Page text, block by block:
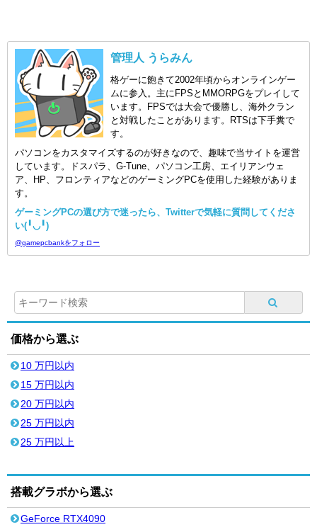
管理人 うらみん
格ゲーに飽きて2002年頃からオンラインゲー
ムに参入。主にFPSとMMORPGをプレイして
います。FPSでは大会で優勝し、海外クラン
と対戦したことがあります。RTSは下手糞で
す。
パソコンをカスタマイズするのが好きなので、趣味で当サイトを運営
しています。ドスパラ、G-Tune、パソコン工房、エイリアンウェ
ア、HP、フロンティアなどのゲーミングPCを使用した経験がありま
す。
ゲーミングPCの選び方で迷ったら、Twitterで気軽に質問してくださ
い(╹◡╹)
@gamepcbankをフォロー
価格から選ぶ
10 万円以内
15 万円以内
20 万円以内
25 万円以内
25 万円以上
搭載グラボから選ぶ
GeForce RTX4090